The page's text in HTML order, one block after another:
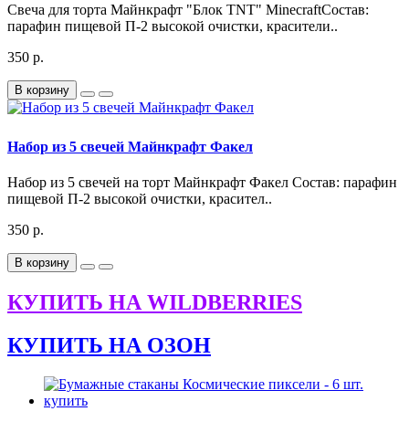
Свеча для торта Майнкрафт "Блок TNT" MinecraftСостав:
парафин пищевой П-2 высокой очистки, красители..
350 р.
В корзину
Набор из 5 свечей Майнкрафт Факел
Набор из 5 свечей на торт Майнкрафт Факел Состав: парафин
пищевой П-2 высокой очистки, красител..
350 р.
В корзину
КУПИТЬ НА WILDBERRIES
КУПИТЬ НА ОЗОН